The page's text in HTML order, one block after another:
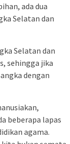
ada dua
Selatan dan
Selatan dan
sehingga jika
dengan
beberapa lapas
agama.